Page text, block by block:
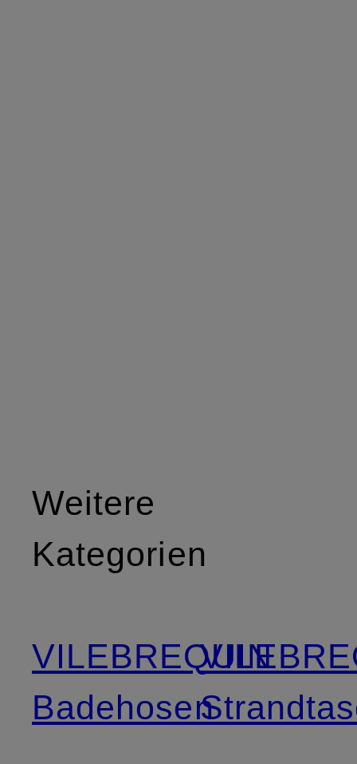
Weitere
Kategorien
VILEBREQUIN
Badehosen